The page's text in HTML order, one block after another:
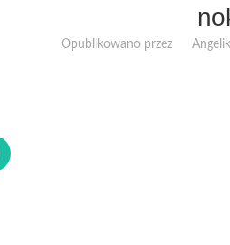
Opublikowano przez